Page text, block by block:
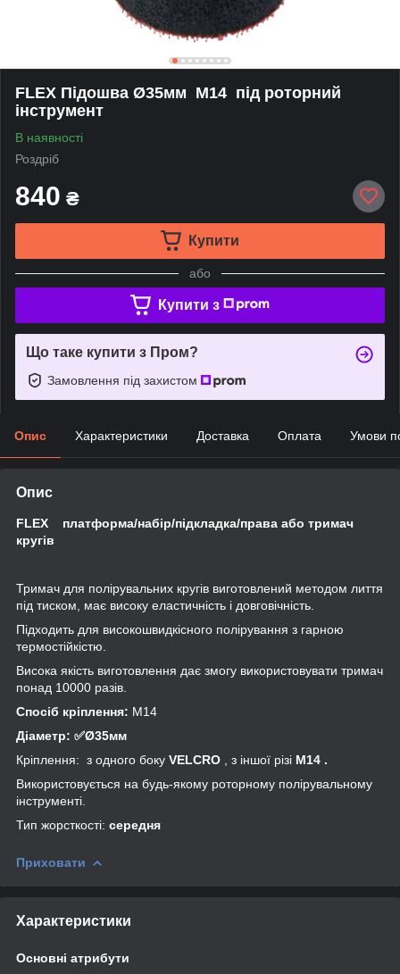
FLEX Підошва Ø35мм М14 під роторний
інструмент
В наявності
Роздріб
840 ₴
Купити
або
Купити з
Що таке купити з Пром?
Замовлення під захистом
Опис Характеристики Доставка Оплата Умови
Опис
FLEX платформа/набір/підкладка/права або тримач
кругів
Тримач для полірувальних кругів виготовлений методом лиття
під тиском, має високу еластичність і довговічність.
Підходить для високошвидкісного полірування з гарною
термостійкістю.
Висока якість виготовлення дає змогу використовувати тримач
понад 10000 разів.
Спосіб кріплення: М14
Діаметр: ✅Ø35мм
Кріплення: з одного боку VELCRO , з іншої різі М14 .
Використовується на будь-якому роторному полірувальному
інструменті.
Тип жорсткості: середня
Приховати
Характеристики
Основні атрибути